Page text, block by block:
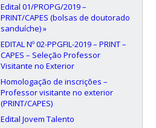
Edital 01/PROPG/2019 –
PRINT/CAPES (bolsas de doutorado
sanduíche) »
EDITAL Nº 02-PPGFIL-2019 – PRINT –
CAPES – Seleção Professor
Visitante no Exterior
Homologação de inscrições –
Professor visitante no exterior
(PRINT/CAPES)
Edital Jovem Talento